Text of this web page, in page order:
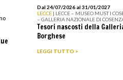
Dal 24/07/2026 al 31/01/2027
LECCE | LECCE – MUSEO MUST I
– GALLERIA NAZIONALE DI
Tesori nascosti della
Borghese
LEGGI TUTTO >